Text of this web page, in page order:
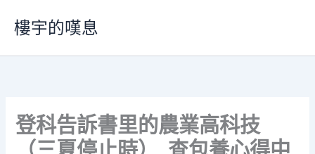
要
樓宇的嘆息
登科告訴書里的農業高科技